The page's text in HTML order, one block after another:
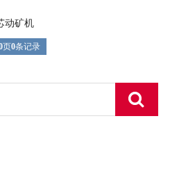
动矿机
页0条记录